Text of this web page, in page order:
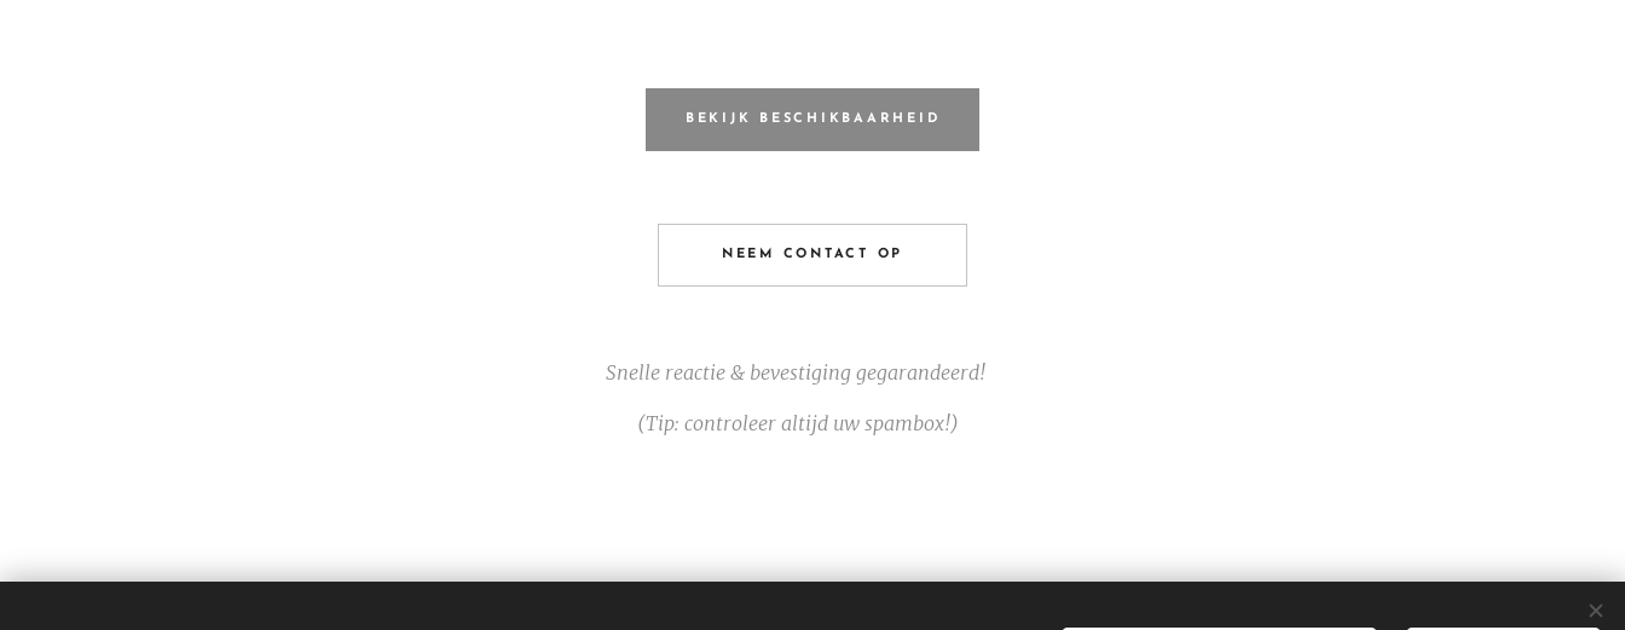
BEKIJK BESCHIKBAARHEID
NEEM CONTACT OP
Snelle reactie & bevestiging gegarandeerd! ⚡
(Tip: controleer altijd uw spambox!) 🌿